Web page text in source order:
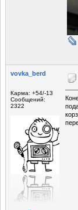
vovka_berd
Карма: +54/-13
Сообщений:
2322